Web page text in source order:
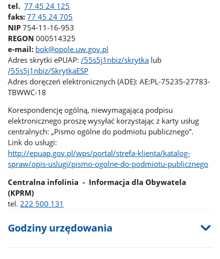
tel.77 45 24 125
faks: 77 45 24 705
NIP 754-11-16-953
REGON 000514325
e-mail: bok@opole.uw.gov.pl
Adres skrytki ePUAP:/55s5j1nbiz/skrytka lub
/55s5j1nbiz/SkrytkaESP
Adres doręczeń elektronicznych (ADE):AE:PL-75235-27783-
TBWWC-18
Korespondencję ogólną, niewymagającą podpisu
elektronicznego proszę wysyłać korzystając z karty usług
centralnych: „Pismo ogólne do podmiotu publicznego”.
Link do usługi:
http://epuap.gov.pl/wps/portal/strefa-klienta/katalog-
spraw/opis-uslugi/pismo-ogolne-do-podmiotu-publicznego
Centralna infolinia - Informacja dla Obywatela
(KPRM)
tel.222 500 131
Godziny urzędowania